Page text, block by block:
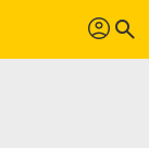
profil search